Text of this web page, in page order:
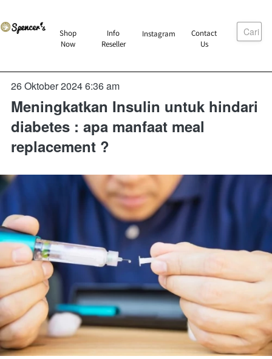
`
Shop
Now
` Info
Reseller
`Instagram `
Contact
Us
Cari
26 Oktober 2024 6:36 am
Meningkatkan Insulin untuk hindari
diabetes : apa manfaat meal
replacement ?